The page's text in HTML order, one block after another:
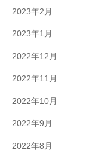
2023年2月
2023年1月
2022年12月
2022年11月
2022年10月
2022年9月
2022年8月